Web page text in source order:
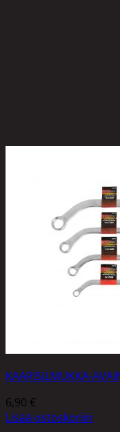
KAARISILMUKKA-
6,90 €
Lisää ostoskoriin